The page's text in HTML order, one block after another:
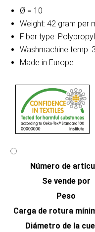
Ø = 10
Weight: 42 gram per
Fiber type:
Washmachine temp.
Made in Europe
Número de
Se vende por
Peso
Carga de rotura
Diámetro de la